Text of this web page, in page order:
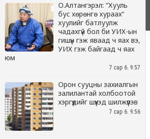
О.Алтангэрэл: “Хууль
бус хөрөнгө хураах“
хуулийг батлуулж
чадахгүй бол би УИХ-ын
гишүүн гэж яваад ч яах вэ,
УИХ гэж байгаад ч яах
юм
7 сар 6. 9:57
Орон сууцны захиалгын
залилантай холбоотой
хэргүүдийг шүүхэд шилжүүлэв
7 сар 6. 9:56